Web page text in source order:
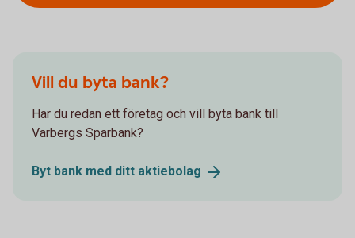
Vill du byta bank?
Har du redan ett företag och vill byta bank till
Varbergs Sparbank?
Byt bank med ditt aktiebolag